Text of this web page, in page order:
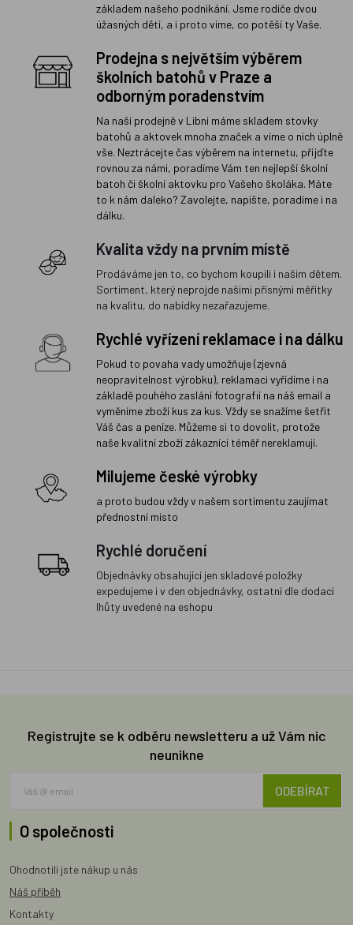
základem našeho podnikání. Jsme rodiče dvou
úžasných dětí, a i proto víme, co potěší ty Vaše.
Prodejna s největším výběrem
školních batohů v Praze a
odborným poradenstvím
Na naší prodejně v Libni máme skladem stovky
batohů a aktovek mnoha značek a víme o nich úplně
vše. Neztrácejte čas výběrem na internetu, přijďte
rovnou za námi, poradíme Vám ten nejlepší školní
batoh či školní aktovku pro Vašeho školáka. Máte
to k nám daleko? Zavolejte, napište, poradíme i na
dálku.
Kvalita vždy na prvním místě
Prodáváme jen to, co bychom koupili i našim dětem.
Sortiment, který neprojde našimi přísnými měřítky
na kvalitu, do nabídky nezařazujeme.
Rychlé vyřízení reklamace i na dálku
Pokud to povaha vady umožňuje (zjevná
neopravitelnost výrobku), reklamaci vyřídíme i na
základě pouhého zaslání fotografií na náš email a
vyměníme zboží kus za kus. Vždy se snažíme šetřit
Váš čas a peníze. Můžeme si to dovolit, protože
naše kvalitní zboží zákazníci téměř nereklamují.
Milujeme české výrobky
a proto budou vždy v našem sortimentu zaujímat
přednostní místo
Rychlé doručení
Objednávky obsahující jen skladové položky
expedujeme i v den objednávky, ostatní dle dodací
lhůty uvedené na eshopu
Registrujte se k odběru newsletteru a už Vám nic
neunikne
ODEBÍRAT
O společnosti
Ohodnotili jste nákup u nás
Náš příběh
Kontakty